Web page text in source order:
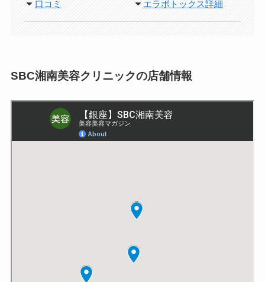
口コミ エラボトックス詳細
SBC湘南美容クリニックの店舗情報